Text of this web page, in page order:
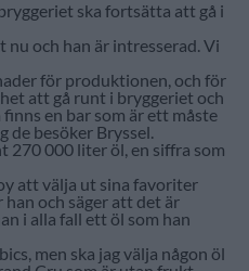
ska fortsätta att gå i
och han är intresserad. Vi
för produktionen, och för
att gå runt i bryggeriet och
en bar som är ett måste
de besöker Bryssel.
270 000 liter öl, en siffra som
att välja ut sina favoriter
och säger att det är
i alla fall ett öl som han
men ska jag välja någon öl